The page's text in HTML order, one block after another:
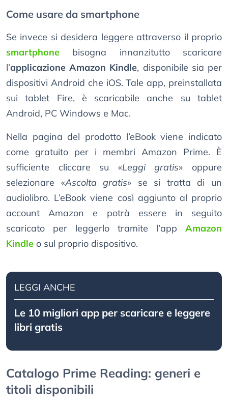
Come usare da smartphone
Se invece si desidera leggere attraverso il proprio
smartphone bisogna innanzitutto scaricare
l’applicazione Amazon Kindle, disponibile sia per
dispositivi Android che iOS. Tale app, preinstallata
sui tablet Fire, è scaricabile anche su tablet
Android, PC Windows e Mac.
Nella pagina del prodotto l’eBook viene indicato
come gratuito per i membri Amazon Prime. È
sufficiente cliccare su «Leggi gratis» oppure
selezionare «Ascolta gratis» se si tratta di un
audiolibro. L’eBook viene così aggiunto al proprio
account Amazon e potrà essere in seguito
scaricato per leggerlo tramite l’app Amazon
Kindle o sul proprio dispositivo.
LEGGI ANCHE
Le 10 migliori app per scaricare e leggere
libri gratis
Catalogo Prime Reading: generi e
titoli disponibili